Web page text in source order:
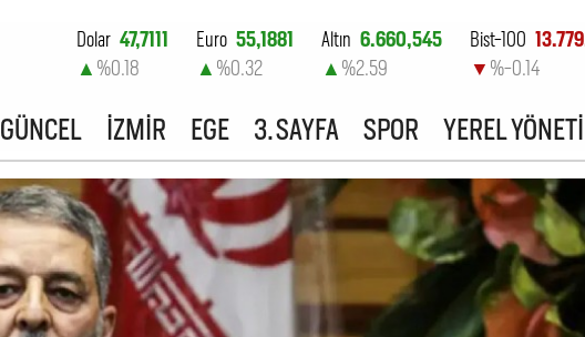
Dolar 47,7111
▲ %0.18
Euro 55,1881
▲ %0.32
Altın 6.660,545
▲ %2.59
Bist-100
▼ %-0.14
GÜNCEL İZMİR EGE 3. SAYFA SPOR YEREL